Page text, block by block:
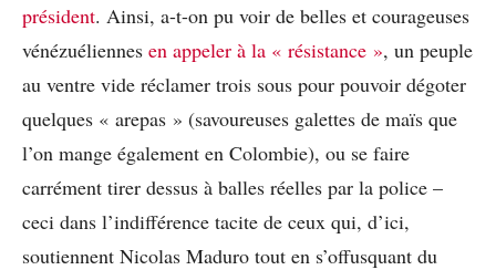
président. Ainsi, a-t-on pu voir de belles et courageuses
vénézuéliennes en appeler à la « résistance », un peuple
au ventre vide réclamer trois sous pour pouvoir dégoter
quelques « arepas » (savoureuses galettes de maïs que
l’on mange également en Colombie), ou se faire
carrément tirer dessus à balles réelles par la police –
ceci dans l’indifférence tacite de ceux qui, d’ici,
soutiennent Nicolas Maduro tout en s’offusquant du